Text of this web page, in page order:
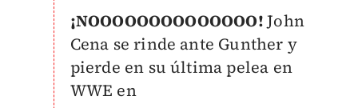
¡NOOOOOOOOOOOOOO!John
Cena se rinde ante Gunther y
pierde en su última pelea en
WWE en